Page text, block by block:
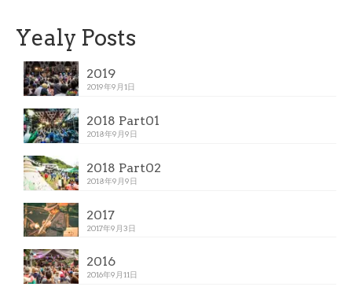
Yealy Posts
2019
2019年9月1日
2018 Part01
2018年9月9日
2018 Part02
2018年9月9日
2017
2017年9月3日
2016
2016年9月11日